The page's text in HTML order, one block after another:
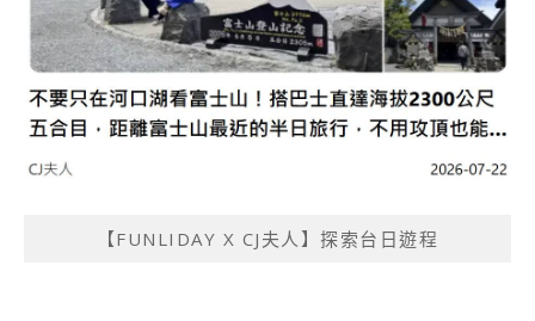
【FUNLIDAY X CJ夫人】探索台日遊程